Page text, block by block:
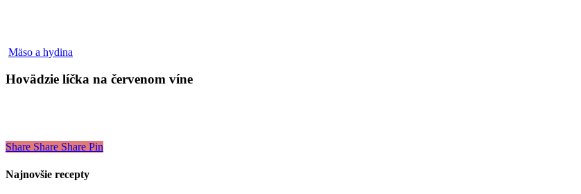
Mäso a hydina
na
Hovädzie líčka na červenom víne
Share Share Share Pin
Najnovšie recepty